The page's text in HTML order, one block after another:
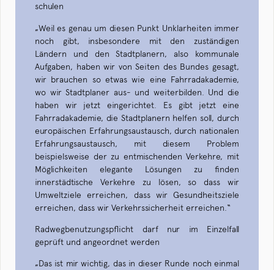
schulen
„Weil es genau um diesen Punkt Unklarheiten immer
noch gibt, insbesondere mit den zuständigen
Ländern und den Stadtplanern, also kommunale
Aufgaben, haben wir von Seiten des Bundes gesagt,
wir brauchen so etwas wie eine Fahrradakademie,
wo wir Stadtplaner aus- und weiterbilden. Und die
haben wir jetzt eingerichtet. Es gibt jetzt eine
Fahrradakademie, die Stadtplanern helfen soll, durch
europäischen Erfahrungsaustausch, durch nationalen
Erfahrungsaustausch, mit diesem Problem
beispielsweise der zu entmischenden Verkehre, mit
Möglichkeiten elegante Lösungen zu finden
innerstädtische Verkehre zu lösen, so dass wir
Umweltziele erreichen, dass wir Gesundheitsziele
erreichen, dass wir Verkehrssicherheit erreichen.“
Radwegbenutzungspflicht darf nur im Einzelfall
geprüft und angeordnet werden
„Das ist mir wichtig, das in dieser Runde noch einmal